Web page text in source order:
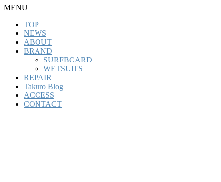
MENU
TOP
NEWS
ABOUT
BRAND
SURFBOARD
WETSUITS
REPAIR
Takuro Blog
ACCESS
CONTACT